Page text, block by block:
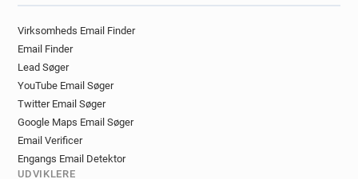
Virksomheds Email Finder
Email Finder
Lead Søger
YouTube Email Søger
Twitter Email Søger
Google Maps Email Søger
Email Verificer
Engangs Email Detektor
UDVIKLERE